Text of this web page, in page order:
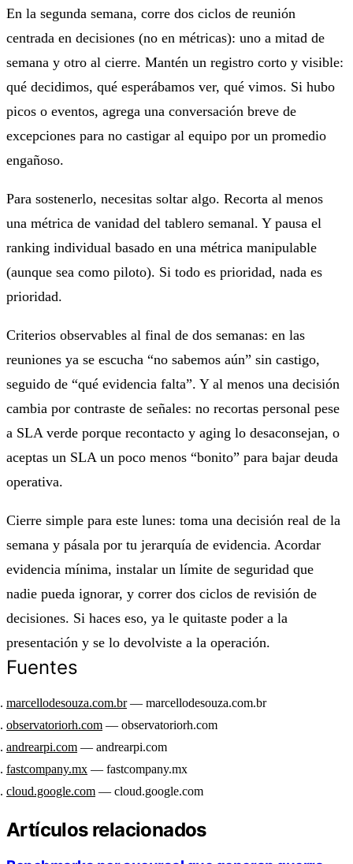
En la segunda semana, corre dos ciclos de reunión
centrada en decisiones (no en métricas): uno a mitad de
semana y otro al cierre. Mantén un registro corto y visible:
qué decidimos, qué esperábamos ver, qué vimos. Si hubo
picos o eventos, agrega una conversación breve de
excepciones para no castigar al equipo por un promedio
engañoso.
Para sostenerlo, necesitas soltar algo. Recorta al menos
una métrica de vanidad del tablero semanal. Y pausa el
ranking individual basado en una métrica manipulable
(aunque sea como piloto). Si todo es prioridad, nada es
prioridad.
Criterios observables al final de dos semanas: en las
reuniones ya se escucha “no sabemos aún” sin castigo,
seguido de “qué evidencia falta”. Y al menos una decisión
cambia por contraste de señales: no recortas personal pese
a SLA verde porque recontacto y aging lo desaconsejan, o
aceptas un SLA un poco menos “bonito” para bajar deuda
operativa.
Cierre simple para este lunes: toma una decisión real de la
semana y pásala por tu jerarquía de evidencia. Acordar
evidencia mínima, instalar un límite de seguridad que
nadie pueda ignorar, y correr dos ciclos de revisión de
decisiones. Si haces eso, ya le quitaste poder a la
presentación y se lo devolviste a la operación.
Fuentes
marcellodesouza.com.br— marcellodesouza.com.br
observatoriorh.com — observatoriorh.com
andrearpi.com — andrearpi.com
fastcompany.mx — fastcompany.mx
cloud.google.com — cloud.google.com
Artículos relacionados